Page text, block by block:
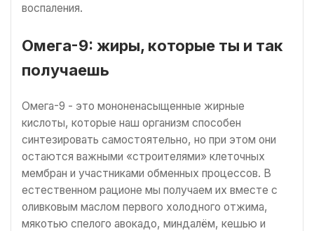
воспаления.
Омега-9: жиры, которые ты и так
получаешь
Омега-9 - это мононенасыщенные жирные
кислоты, которые наш организм способен
синтезировать самостоятельно, но при этом они
остаются важными «строителями» клеточных
мембран и участниками обменных процессов. В
естественном рационе мы получаем их вместе с
оливковым маслом первого холодного отжима,
мякотью спелого авокадо, миндалём, кешью и